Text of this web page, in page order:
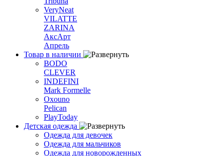
VeryNeat
VILATTE
ZARINA
АксАрт
Апрель
Товар в наличии
BODO
CLEVER
INDEFINI
Mark Formelle
Oxouno
Pelican
PlayToday
Детская одежда
Одежда для девочек
Одежда для мальчиков
Одежда для новорожденных